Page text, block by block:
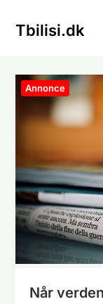
Tbilisi.dk
Annonce
Når